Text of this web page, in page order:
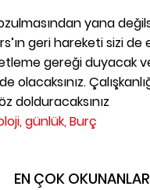
yana
geri hareketi sizi de
gereği duyacak
olacaksınız.
dolduracaksınız
günlük,Burç
EN ÇOK OKUNANLAR